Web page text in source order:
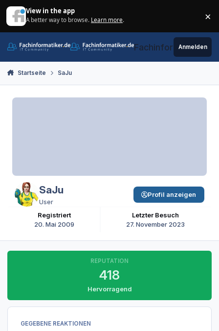
View in the app
A better way to browse. Learn more. ×
Fachinformatiker.de
Anmelden
Startseite SaJu
SaJu
User
Registriert
20. Mai 2009
Letzter Besuch
27. November 2023
Profil anzeigen
REPUTATION
418
Hervorragend
GEGEBENE REAKTIONEN